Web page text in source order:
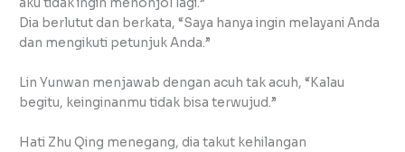
aku tidak ingin menonjol lagi.”
Dia berlutut dan berkata, “Saya hanya ingin melayani Anda
dan mengikuti petunjuk Anda.”
Lin Yunwan menjawab dengan acuh tak acuh, “Kalau
begitu, keinginanmu tidak bisa terwujud.”
Hati Zhu Qing menegang, dia takut kehilangan